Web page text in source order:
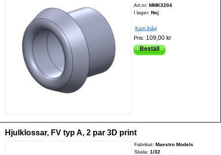
Art.nr:MMK3204
I lager: Nej
Kom ihåg
Pris: 109,00 kr
Beställ
Hjulklossar, FV typ A, 2 par 3D print
Fabrikat: Maestro Models
Skala: 1/32